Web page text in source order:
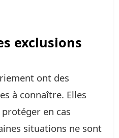
exclusions
ont des
à connaître. Elles
en cas
situations ne sont